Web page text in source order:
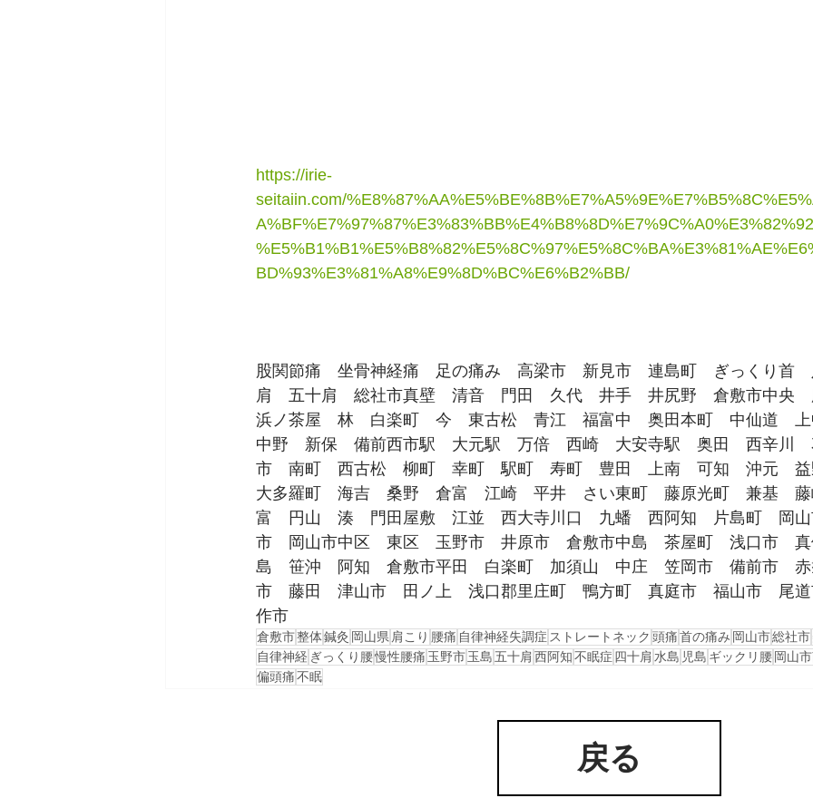
https://irie-
seitaiin.com/
BD%93%E3%81%A8%E9%8D%BC%E6%B2%BB/
股関節痛　坐骨神経痛　足の痛み　高梁市　新見市　連島町　ぎっくり首
肩　五十肩　総社市真壁　清音　門田　久代　井手　井尻野　倉敷市中央
浜ノ茶屋　林　白楽町　今　東古松　青江　福富中　奥田本町　中仙道　
中野　新保　備前西市駅　大元駅　万倍　西崎　大安寺駅　奥田　西辛川
市　南町　西古松　柳町　幸町　駅町　寿町　豊田　上南　可知　沖元　
大多羅町　海吉　桑野　倉富　江崎　平井　さい東町　藤原光町　兼基　
富　円山　湊　門田屋敷　江並　西大寺川口　九蟠　西阿知　片島町　岡
市　岡山市中区　東区　玉野市　井原市　倉敷市中島　茶屋町　浅口市　
島　笹沖　阿知　倉敷市平田　白楽町　加須山　中庄　笠岡市　備前市　
市　藤田　津山市　田ノ上　浅口郡里庄町　鴨方町　真庭市　福山市　尾
作市
倉敷市整体鍼灸 岡山県肩こり 腰痛 自律神経失調症 ストレートネック 頭痛首の痛み 岡山市総社市
自律神経 ぎっくり腰慢性腰痛 玉野市玉島 五十肩西阿知不眠症 四十肩水島 児島 ギックリ腰 岡山
偏頭痛不眠
戻る